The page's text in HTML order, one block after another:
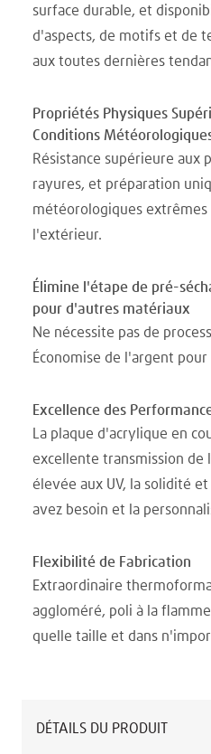
surface durable, et
d'aspects, de motifs et de
aux toutes dernières
Propriétés Physiques
Conditions
Résistance supérieure aux
rayures, et préparation
météorologiques
l'extérieur.
Élimine l'étape de pré-
pour d'autres matériaux
Ne nécessite pas de
Économise de l'argent
Excellence des
La plaque d'acrylique en
excellente transmission de
élevée aux UV, la solidité
avez besoin et la
Flexibilité de Fabrication
Extraordinaire
aggloméré, poli à la
quelle taille et dans
DÉTAILS DU PRODUIT